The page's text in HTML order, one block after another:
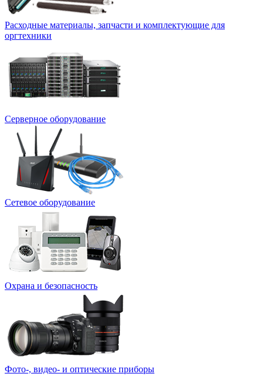
Расходные материалы, запчасти и комплектующие для
оргтехники
Серверное оборудование
Сетевое оборудование
Охрана и безопасность
Фото-, видео- и оптические приборы